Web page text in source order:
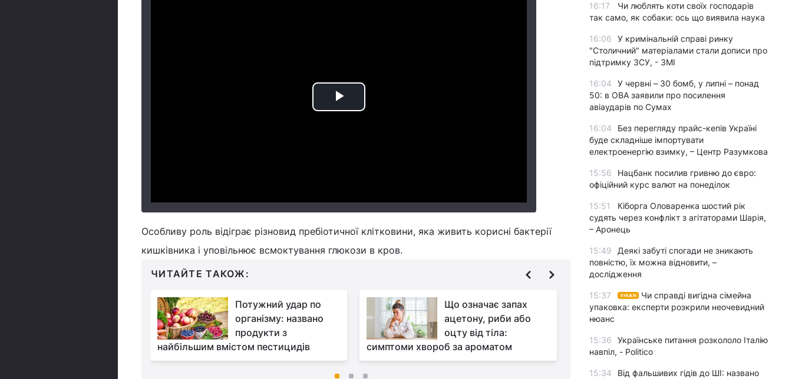
Play
Особливу роль відіграє різновид пребіотичної клітковини, яка живить корисні бактерії
кишківника і уповільнює всмоктування глюкози в кров.
ЧИТАЙТЕ ТАКОЖ:
Потужний удар по
організму: названо
продукти з
найбільшим вмістом пестицидів
Що означає запах
ацетону, риби або
оцту від тіла:
симптоми хвороб за ароматом
5 продуктів, які не
відмовитися
16:17
Чи люблять коти своїх господарів
так само, як собаки: ось що виявила наука
16:06
У кримінальній справі ринку
"Столичний" матеріалами стали дописи про
підтримку ЗСУ, - ЗМІ
16:04
У червні – 30 бомб, у липні – понад
50: в ОВА заявили про посилення
авіаударів по Сумах
16:04
Без перегляду прайс-кепів Україні
буде складніше імпортувати
електроенергію взимку, – Центр Разумкова
15:56
Нацбанк посилив гривню до євро:
офіційний курс валют на понеділок
15:51
Кіборга Оловаренка шостий рік
судять через конфлікт з агітаторами Шарія,
– Аронець
15:49
Деякі забуті спогади не зникають
повністю, їх можна відновити, –
дослідження
15:37 УНІАН
Чи справді вигідна сімейна
упаковка: експерти розкрили неочевидний
нюанс
15:36
Українське питання розкололо Італію
навпіл, - Politico
15:34
Від фальшивих гідів до ШІ: названо